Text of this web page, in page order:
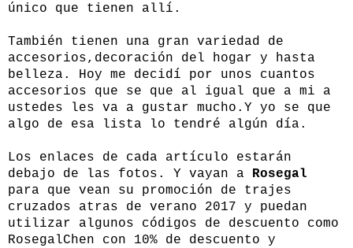
único que tienen allí.
También tienen una gran variedad de
accesorios,decoración del hogar y hasta
belleza. Hoy me decidí por unos cuantos
accesorios que se que al igual que a mi a
ustedes les va a gustar mucho.Y yo se que
algo de esa lista lo tendré algún día.
Los enlaces de cada artículo estarán
debajo de las fotos. Y vayan a Rosegal
para que vean su promoción de trajes
cruzados atras de verano 2017 y puedan
utilizar algunos códigos de descuento como
RosegalChen con 10% de descuento y